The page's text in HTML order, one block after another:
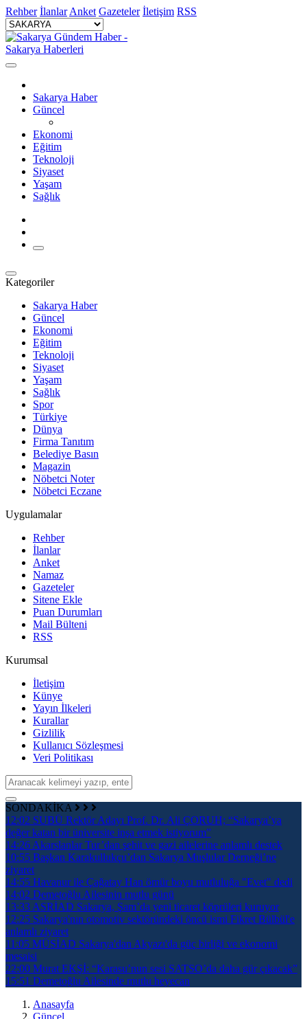
Rehber İlanlar Anket Gazeteler İletişim RSS
Sakarya Haber
Güncel
Ekonomi
Eğitim
Teknoloji
Siyaset
Yaşam
Sağlık
Kategoriler
Sakarya Haber
Güncel
Ekonomi
Eğitim
Teknoloji
Siyaset
Yaşam
Sağlık
Spor
Türkiye
Dünya
Firma Tanıtım
Belediye Basın
Magazin
Nöbetci Noter
Nöbetci Eczane
Uygulamalar
Rehber
İlanlar
Anket
Namaz
Gazeteler
Sitene Ekle
Puan Durumları
Mail Bülteni
RSS
Kurumsal
İletişim
Künye
Yayın İlkeleri
Kurallar
Gizlilik
Kullanıcı Sözleşmesi
Veri Politikası
SONDAKİKA
12:02 SUBÜ Rektör Adayı Prof. Dr. Ali ÇORUH; “Sakarya’ya
değer katan bir üniversite inşa etmek istiyorum”
14:26 Akarslanlar Tur’dan şehit ve gazi ailelerine anlamlı destek
10:55 Başkan Karakullukçu’dan Sakarya Muşlular Derneği’ne
ziyaret
14:55 Havanur ile Çağatay Han ömür boyu mutluluğa "Evet" dedi
14:02 Demetoğlu Ailesinin mutlu günü
13:33 ASRİAD Sakarya, Şam’da yeni ticaret köprüleri kuruyor
12:25 Sakarya'nın otomotiv sektöründeki öncü ismi Fikret Bülbül'e
anlamlı ziyaret
11:05 MÜSİAD Sakarya'dan Akyazı'da güç birliği ve ekonomi
mesaisi
22:00 Murat EKŞİ: “Karasu’nun sesi SATSO’da daha gür çıkacak”
15:51 Demetoğlu Ailesinde mutlu heyecan
Anasayfa
Güncel